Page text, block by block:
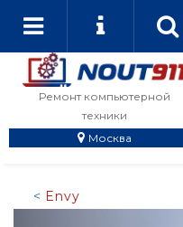
Ремонт компьютерной
техники
Москва
Envy